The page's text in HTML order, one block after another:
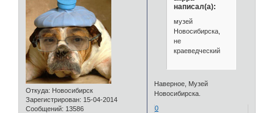
Откуда: Новосибирск
Зарегистрирован: 15-04-2014
Сообщений: 13586
написал(а):
музей
Новосибирска,
не
краеведческий
Наверное, Музей
Новосибирска.
0